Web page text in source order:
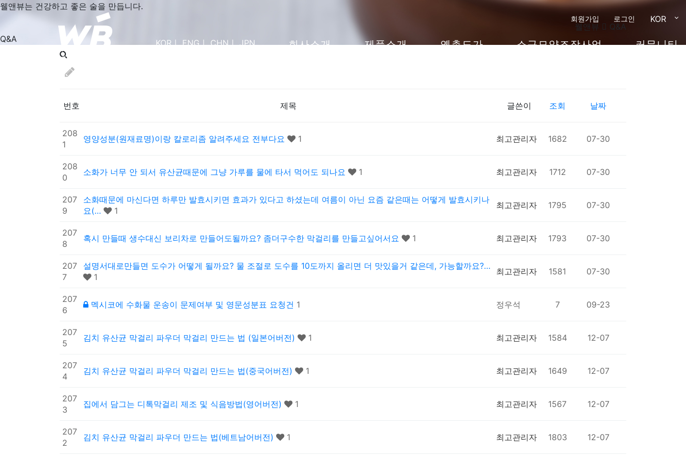
회원가입 로그인 KOR
회사소개 제품소개 옛촌도가 소규모양조장사업 커뮤니티
KORㅣ ENGㅣ CHNㅣ JPN
웰앤뷰는 건강하고 좋은 술을 만듭니다.
웰앤뷰
Q&A
Q&A
번호 제목 글쓴이 조회 날짜
208
1
영양성분(원재료명)이랑 칼로리좀 알려주세요 전부다요 1 최고관리자 1682 07-30
208
0
소화가 너무 안 되서 유산균때문에 그냥 가루를 물에 타서 먹어도 되나요 1 최고관리자 1712 07-30
207
9
소화때문에 마신다면 하루만 발효시키면 효과가 있다고 하셨는데 여름이 아닌 요즘 같은때는 어떻게 발효시키나
요(…
1
최고관리자 1795 07-30
207
8
혹시 만들때 생수대신 보리차로 만들어도될까요? 좀더구수한 막걸리를 만들고싶어서요 1 최고관리자 1793 07-30
207
7
설명서대로만들면 도수가 어떻게 될까요? 물 조절로 도수를 10도까지 올리면 더 맛있을거 같은데, 가능할까요?…
1
최고관리자 1581 07-30
207
6
멕시코에 수화물 운송이 문제여부 및 영문성분표 요청건 1 정우석 7 09-23
207
5
김치 유산균 막걸리 파우더 막걸리 만드는 법 (일본어버전) 1 최고관리자 1584 12-07
207
4
김치 유산균 막걸리 파우더 막걸리 만드는 법(중국어버전) 1 최고관리자 1649 12-07
207
3
집에서 담그는 디톡막걸리 제조 및 식음방법(영어버전) 1 최고관리자 1567 12-07
207
2
김치 유산균 막걸리 파우더 만드는 법(베트남어버전) 1 최고관리자 1803 12-07